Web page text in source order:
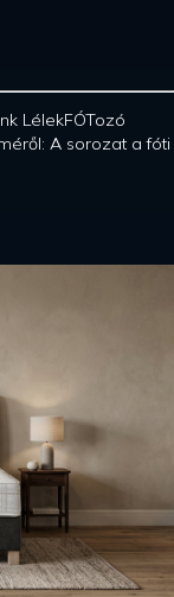
LélekFÓTozó
A sorozat a fóti